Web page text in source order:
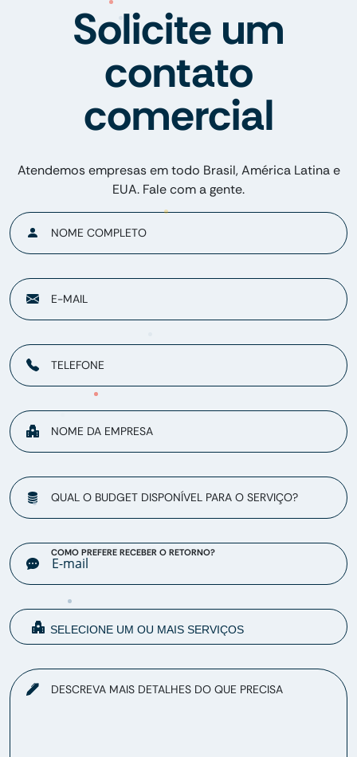
Solicite um
contato
comercial
Atendemos empresas em todo Brasil, América Latina e
EUA. Fale com a gente.
NOME COMPLETO
E-MAIL
TELEFONE
NOME DA EMPRESA
QUAL O BUDGET DISPONÍVEL PARA O SERVIÇO?
COMO PREFERE RECEBER O RETORNO?
DESCREVA MAIS DETALHES DO QUE PRECISA